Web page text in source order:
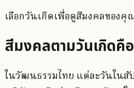
เลือกวันเกิดเพื่อดูสีมงคลของคุ
สีมงคลตามวันเกิดคือ
ในวัฒนธรรมไทย แต่ละวันใน